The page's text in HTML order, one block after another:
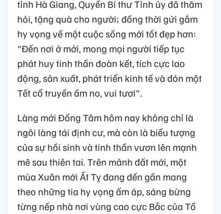
tỉnh Hà Giang, Quyền Bí thư Tỉnh ủy đã thăm
hỏi, tặng quà cho người; đồng thời gửi gắm
hy vọng về một cuộc sống mới tốt đẹp hơn:
"Đến nơi ở mới, mong mọi người tiếp tục
phát huy tinh thần đoàn kết, tích cực lao
động, sản xuất, phát triển kinh tế và đón một
Tết cổ truyền ấm no, vui tươi".
Làng mới Đồng Tâm hôm nay không chỉ là
ngôi làng tái định cư, mà còn là biểu tượng
của sự hồi sinh và tinh thần vươn lên mạnh
mẽ sau thiên tai. Trên mảnh đất mới, một
mùa Xuân mới Ất Tỵ đang đến gần mang
theo những tia hy vọng ấm áp, sáng bừng
từng nếp nhà nơi vùng cao cực Bắc của Tổ